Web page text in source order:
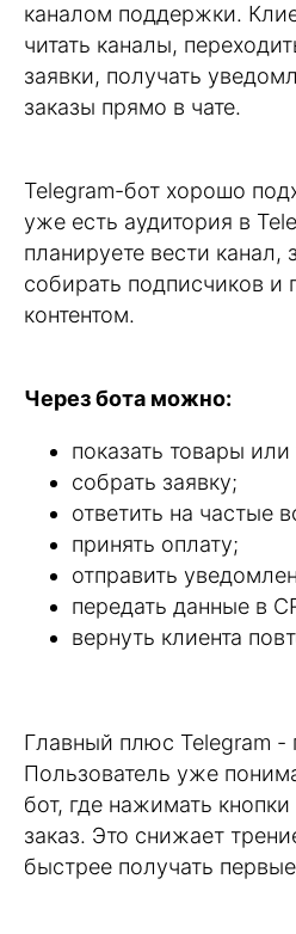
каналом поддержки.
читать каналы,
заявки, получать
заказы прямо в чате.
Telegram-бот хорошо
уже есть аудитория в
планируете вести канал,
собирать подписчиков и
контентом.
Через бота можно:
показать товары или
собрать заявку;
ответить на частые
принять оплату;
отправить
передать данные в
вернуть клиента
Главный плюс Telegram -
Пользователь уже
бот, где нажимать
заказ. Это снижает
быстрее получать